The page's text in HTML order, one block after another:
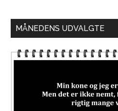
MÅNEDENS UDVALGTE